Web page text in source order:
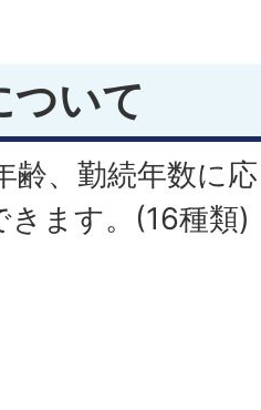
ついて
齢、勤続年数に
きます。(16種類)